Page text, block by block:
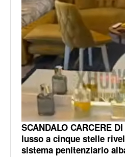
SCANDALO CARCERE
lusso a cinque stelle
sistema penitenziario